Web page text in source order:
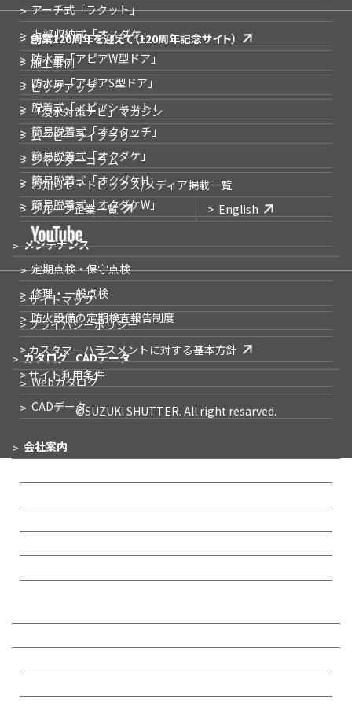
アーチ式「ラクット」
上部収納式「オスダケ」
防水扉「アピアW型ドア」
防水扉「アピアS型ドア」
脱着式「アピアシャット」
簡易脱着式「オクタッチ」
簡易脱着式「オクダケ」
簡易脱着式「オクダケH」
簡易脱着式「オクダケW」
メンテナンス
定期点検・保守点検
修理・一般点検
防火設備の定期検査報告制度
カタログ CADデータ
Webカタログ
CADデータ
会社案内
創業120周年を迎えて（120周年記念サイト）
施工事例
ピックアップ
「浸水対策ナビ」マガジン
ムービーライブラリー
シャッターコラム
お知らせ・トピックス/メディア掲載一覧
グループ企業一覧
English
> サイトマップ
> プライバシーポリシー
> カスタマーハラスメントに対する基本方針
> サイト利用条件
©SUZUKI SHUTTER. All right resarved.